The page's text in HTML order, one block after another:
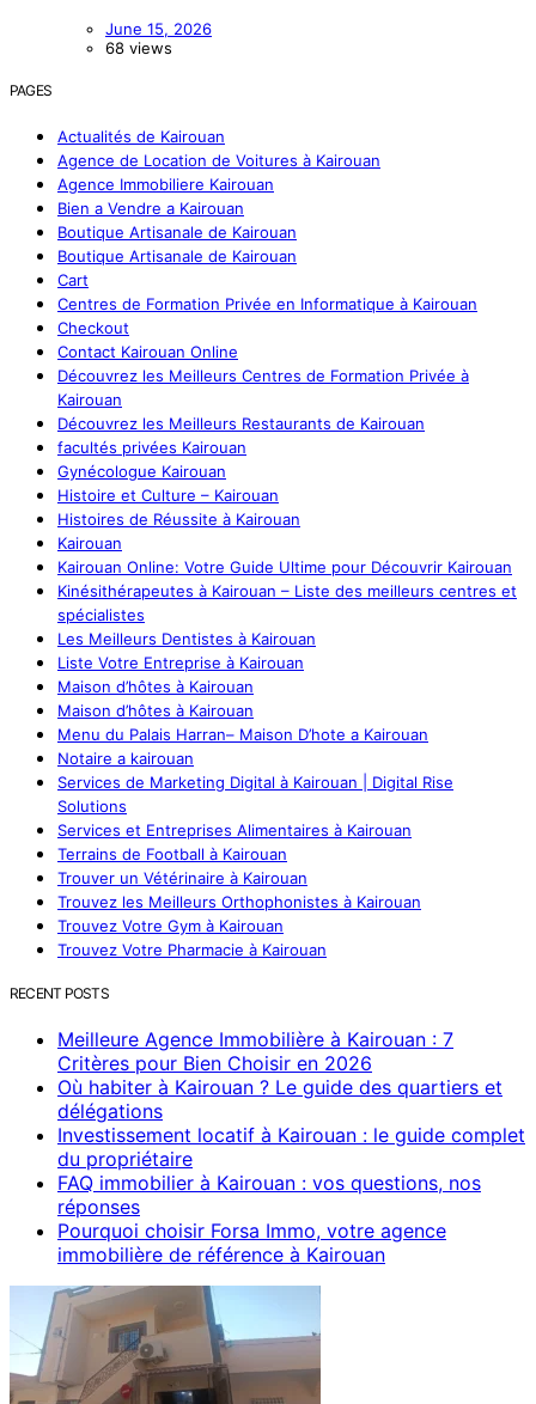
June 15, 2026
68 views
PAGES
Actualités de Kairouan
Agence de Location de Voitures à Kairouan
Agence Immobiliere Kairouan
Bien a Vendre a Kairouan
Boutique Artisanale de Kairouan
Boutique Artisanale de Kairouan
Cart
Centres de Formation Privée en Informatique à Kairouan
Checkout
Contact Kairouan Online
Découvrez les Meilleurs Centres de Formation Privée à
Kairouan
Découvrez les Meilleurs Restaurants de Kairouan
facultés privées Kairouan
Gynécologue Kairouan
Histoire et Culture – Kairouan
Histoires de Réussite à Kairouan
Kairouan
Kairouan Online: Votre Guide Ultime pour Découvrir Kairouan
Kinésithérapeutes à Kairouan – Liste des meilleurs centres et
spécialistes
Les Meilleurs Dentistes à Kairouan
Liste Votre Entreprise à Kairouan
Maison d’hôtes à Kairouan
Maison d’hôtes à Kairouan
Menu du Palais Harran– Maison D’hote a Kairouan
Notaire a kairouan
Services de Marketing Digital à Kairouan | Digital Rise
Solutions
Services et Entreprises Alimentaires à Kairouan
Terrains de Football à Kairouan
Trouver un Vétérinaire à Kairouan
Trouvez les Meilleurs Orthophonistes à Kairouan
Trouvez Votre Gym à Kairouan
Trouvez Votre Pharmacie à Kairouan
RECENT POSTS
Meilleure Agence Immobilière à Kairouan : 7
Critères pour Bien Choisir en 2026
Où habiter à Kairouan ? Le guide des quartiers et
délégations
Investissement locatif à Kairouan : le guide complet
du propriétaire
FAQ immobilier à Kairouan : vos questions, nos
réponses
Pourquoi choisir Forsa Immo, votre agence
immobilière de référence à Kairouan